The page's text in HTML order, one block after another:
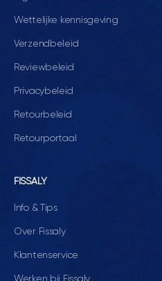
Wettelijke kennisgeving
Verzendbeleid
Reviewbeleid
Privacybeleid
Retourbeleid
Retourportaal
FISSALY
Info & Tips
Over Fissaly
Klantenservice
Werken bij Fissaly